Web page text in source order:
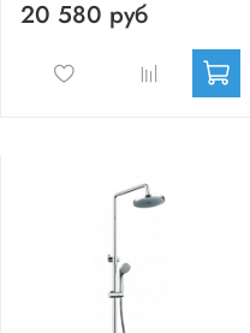
20 580 руб